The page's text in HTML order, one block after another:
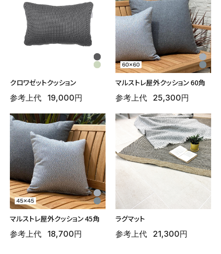
レイズドベッドプランター
プランター・シェルフ 花壇材
ガーデンツール ラティス・フェンス
お問い合わせ
特定商取引法について
会社概要
クロワゼットクッション
参考上代
19,000円
マルストレ屋外クッション 60角
参考上代
25,300円
マルストレ屋外クッション 45角
参考上代
18,700円
ラグマット
参考上代
21,300円